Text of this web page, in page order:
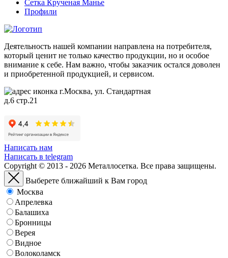
Сетка Крученая Манье
Профили
Деятельность нашей компании направлена на потребителя,
который ценит не только качество продукции, но и особое
внимание к себе. Нам важно, чтобы заказчик остался доволен
и приобретенной продукцией, и сервисом.
г.Москва, ул. Стандартная
д.6 стр.21
Написать нам
Написать в telegram
Copyright © 2013 - 2026 Металлосетка. Все права защищены.
Выберете ближайший к Вам город
Москва
Апрелевка
Балашиха
Бронницы
Верея
Видное
Волоколамск